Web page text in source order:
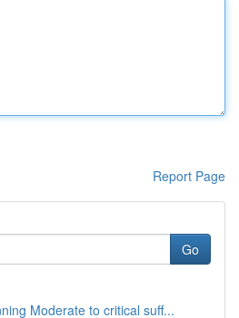
Report Page
Go
Moderate to critical suff...